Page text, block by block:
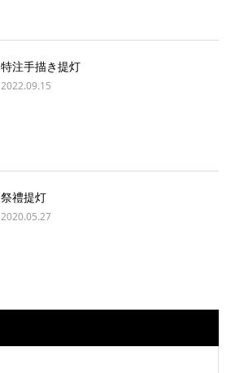
特注手描き提灯
2022.09.15
祭禮提灯
2020.05.27